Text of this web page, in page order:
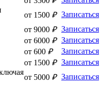
от 1500 ₽ Записаться
от 9000 ₽ Записаться
от 6000 ₽ Записаться
от 600 ₽
Записаться
от 1500 ₽ Записаться
от 5000 ₽ Записаться